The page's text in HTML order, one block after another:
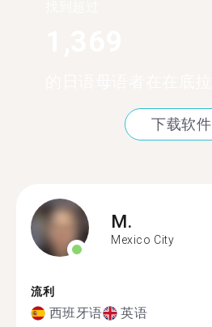
下载软件
M.
Mexico City
流利
西班牙语 英语